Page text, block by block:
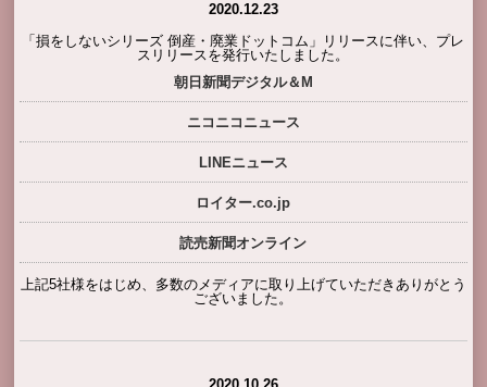
2020.12.23
「損をしないシリーズ 倒産・廃業ドットコム」リリースに伴い、プレ
スリリースを発行いたしました。
朝日新聞デジタル＆M
ニコニコニュース
LINEニュース
ロイター.co.jp
読売新聞オンライン
上記5社様をはじめ、多数のメディアに取り上げていただきありがとう
ございました。